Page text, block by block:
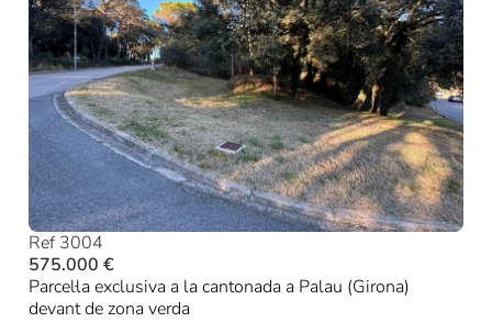
Ref 3004
575.000 €
Parcel·la exclusiva a la cantonada a Palau (Girona)
devant de zona verda